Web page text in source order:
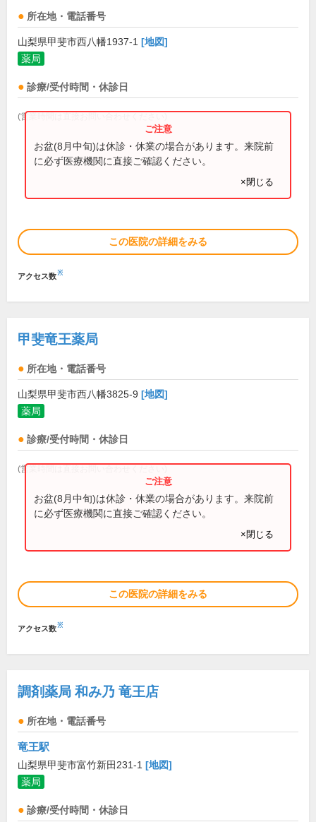
所在地・電話番号
山梨県甲斐市西八幡1937-1 [地図]
薬局
診療/受付時間・休診日
(営業時間は直接お問い合わせください)
お盆(8月中旬)は休診・休業の場合があります。来院前
に必ず医療機関に直接ご確認ください。
×閉じる
この医院の詳細をみる
アクセス数※
甲斐竜王薬局
所在地・電話番号
山梨県甲斐市西八幡3825-9 [地図]
薬局
診療/受付時間・休診日
(営業時間は直接お問い合わせください)
お盆(8月中旬)は休診・休業の場合があります。来院前
に必ず医療機関に直接ご確認ください。
×閉じる
この医院の詳細をみる
アクセス数※
調剤薬局 和み乃 竜王店
所在地・電話番号
竜王駅
山梨県甲斐市富竹新田231-1 [地図]
薬局
診療/受付時間・休診日